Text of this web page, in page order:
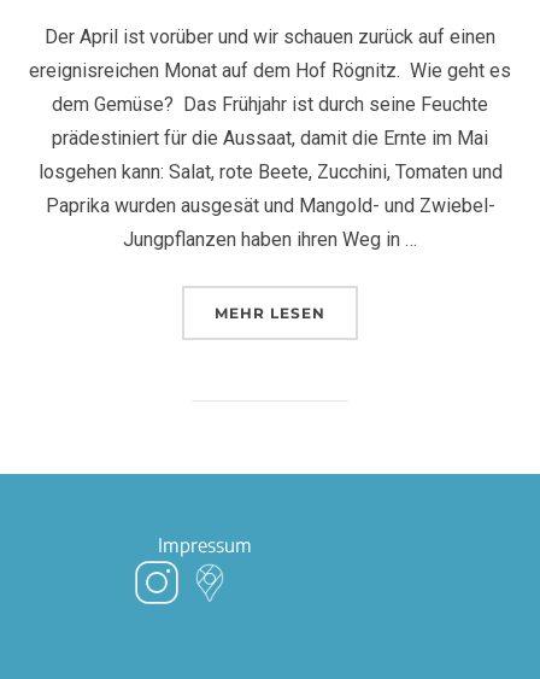
Der April ist vorüber und wir schauen zurück auf einen
ereignisreichen Monat auf dem Hof Rögnitz. Wie geht es
dem Gemüse? Das Frühjahr ist durch seine Feuchte
prädestiniert für die Aussaat, damit die Ernte im Mai
losgehen kann: Salat, rote Beete, Zucchini, Tomaten und
Paprika wurden ausgesät und Mangold- und Zwiebel-
Jungpflanzen haben ihren Weg in …
MEHR LESEN
Impressum